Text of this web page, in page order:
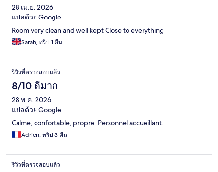
28 เม.ย. 2026
แปลด้วย Google
Room very clean and well kept Close to everything
Sarah, ทริป 1 คืน
รีวิวที่ตรวจสอบแล้ว
8/10 ดีมาก
28 พ.ค. 2026
แปลด้วย Google
Calme, confortable, propre. Personnel accueillant.
Adrien, ทริป 3 คืน
รีวิวที่ตรวจสอบแล้ว